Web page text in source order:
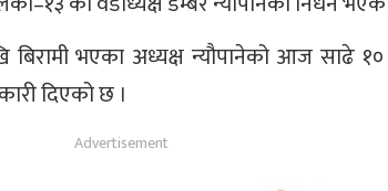
बिरामी भएका अध्यक्ष न्यौपानेको आज साढे
दिएको छ ।